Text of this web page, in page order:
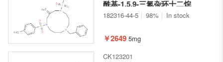
酰基-1,5,9-三氮杂环十二烷
182316-44-5 98% In stock
￥2649 5mg
CK123201